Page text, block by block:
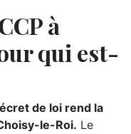
à
qui est-
de loi rend la
le-Roi. Le